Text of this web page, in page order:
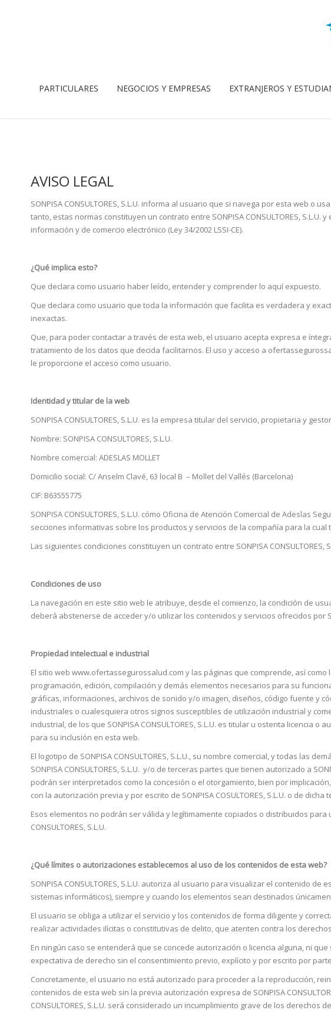
PARTICULARES NEGOCIOS Y EMPRESAS EXTRANJEROS Y
AVISO LEGAL
SONPISA CONSULTORES, S.L.U. informa al usuario que si navega por esta web
tanto, estas normas constituyen un contrato entre SONPISA CONSULTORES,
información y de comercio electrónico (Ley 34/2002 LSSI-CE).
¿Qué implica esto?
Que declara como usuario haber leído, entender y comprender lo aquí expuesto.
Que declara como usuario que toda la información que facilita es verdadera y
inexactas.
Que, para poder contactar a través de esta web, el usuario acepta expresa e
tratamiento de los datos que decida facilitarnos. El uso y acceso a
le proporcione el acceso como usuario.
Identidad y titular de la web
SONPISA CONSULTORES, S.L.U. es la empresa titular del servicio, propietaria y
Nombre: SONPISA CONSULTORES, S.L.U.
Nombre comercial: ADESLAS MOLLET
Domicilio social: C/ Anselm Clavé, 63 local B – Mollet del Vallés (Barcelona)
CIF: B63555775
SONPISA CONSULTORES, S.L.U. cómo Oficina de Atención Comercial de Adeslas
secciones informativas sobre los productos y servicios de la compañía para la
Las siguientes condiciones constituyen un contrato entre SONPISA
Condiciones de uso
La navegación en este sitio web le atribuye, desde el comienzo, la condición de
deberá abstenerse de acceder y/o utilizar los contenidos y servicios ofrecidos por
Propiedad intelectual e industrial
El sitio web www.ofertassegurossalud.com y las páginas que comprende, así
programación, edición, compilación y demás elementos necesarios para su
gráficas, informaciones, archivos de sonido y/o imagen, diseños, código fuente y
industriales o cualesquiera otros signos susceptibles de utilización industrial y
industrial, de los que SONPISA CONSULTORES, S.L.U. es titular u ostenta
para su inclusión en esta web.
El logotipo de SONPISA CONSULTORES, S.L.U., su nombre comercial, y todas
SONPISA CONSULTORES, S.L.U. y/o de terceras partes que tienen autorizado a
podrán ser interpretados como la concesión o el otorgamiento, bien por
con la autorización previa y por escrito de SONPISA COSULTORES, S.L.U. o de
Esos elementos no podrán ser válida y legítimamente copiados o distribuidos
CONSULTORES, S.L.U.
¿Qué límites o autorizaciones establecemos al uso de los contenidos de esta web?
SONPISA CONSULTORES, S.L.U. autoriza al usuario para visualizar el contenido
sistemas informáticos), siempre y cuando los elementos sean destinados
El usuario se obliga a utilizar el servicio y los contenidos de forma diligente y
realizar actividades ilícitas o constitutivas de delito, que atenten contra los
En ningún caso se entenderá que se concede autorización o licencia alguna, ni
expectativa de derecho sin el consentimiento previo, explícito y por escrito por parte
Concretamente, el usuario no está autorizado para proceder a la reproducción,
contenidos de esta web sin la previa autorización expresa de SONPISA
CONSULTORES, S.L.U. será considerado un incumplimiento grave de los